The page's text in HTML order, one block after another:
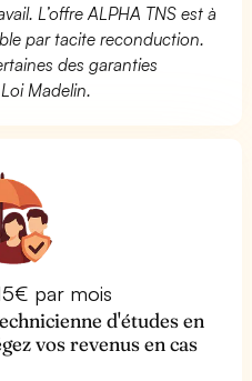
L’offre ALPHA TNS est à
par tacite reconduction.
des garanties
Madelin.
par mois
d'études en
vos revenus en cas